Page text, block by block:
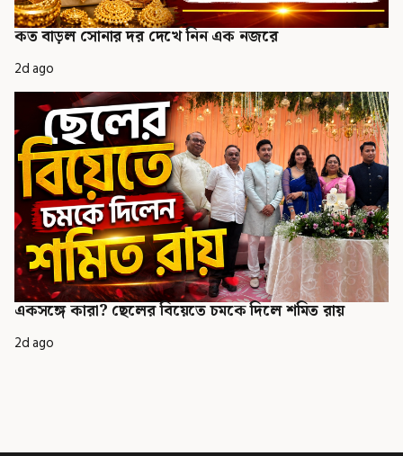
কত বাড়ল সোনার দর দেখে নিন এক নজরে
2d ago
একসঙ্গে কারা? ছেলের বিয়েতে চমকে দিলে শমিত রায়
2d ago